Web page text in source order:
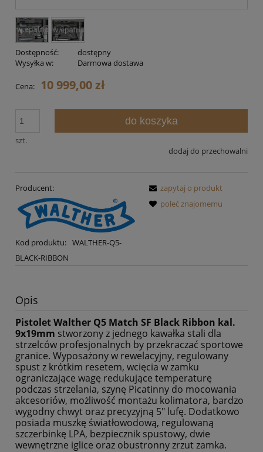
Dostępność:
dostępny
Wysyłka w:
Darmowa dostawa
Cena: 10 999,00 zł
szt.
do koszyka
dodaj do przechowalni
Producent:
Kod produktu: WALTHER-Q5-
BLACK-RIBBON
zapytaj o produkt
poleć znajomemu
Opis
Pistolet Walther Q5 Match SF Black Ribbon kal.
9x19mm stworzony z jednego kawałka stali dla
strzelców profesjonalnych by przekraczać sportowe
granice. Wyposażony w rewelacyjny, regulowany
spust z krótkim resetem, wcięcia w zamku
ograniczające wagę redukujące temperaturę
podczas strzelania, szynę Picatinny do mocowania
akcesoriów, możliwość montażu kolimatora, bardzo
wygodny chwyt oraz precyzyjną 5" lufę. Dodatkowo
posiada muszkę światłowodową, regulowaną
szczerbinkę LPA, bezpiecznik spustowy, dwie
wewnętrzne iglice oraz obustronny zrzut zamka.